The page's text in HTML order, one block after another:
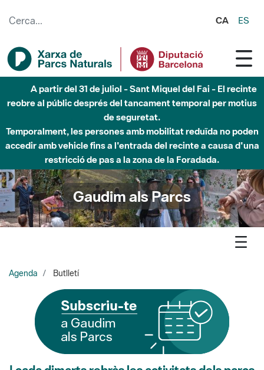
CA ES
A partir del 31 de juliol - Sant Miquel del Fai - El recinte
reobre al públic després del tancament temporal per motius
de seguretat.
Temporalment, les persones amb mobilitat reduïda no poden
accedir amb vehicle fins a l'entrada del recinte a causa d'una
restricció de pas a la zona de la Foradada.
Gaudim als Parcs
Agenda Butlletí